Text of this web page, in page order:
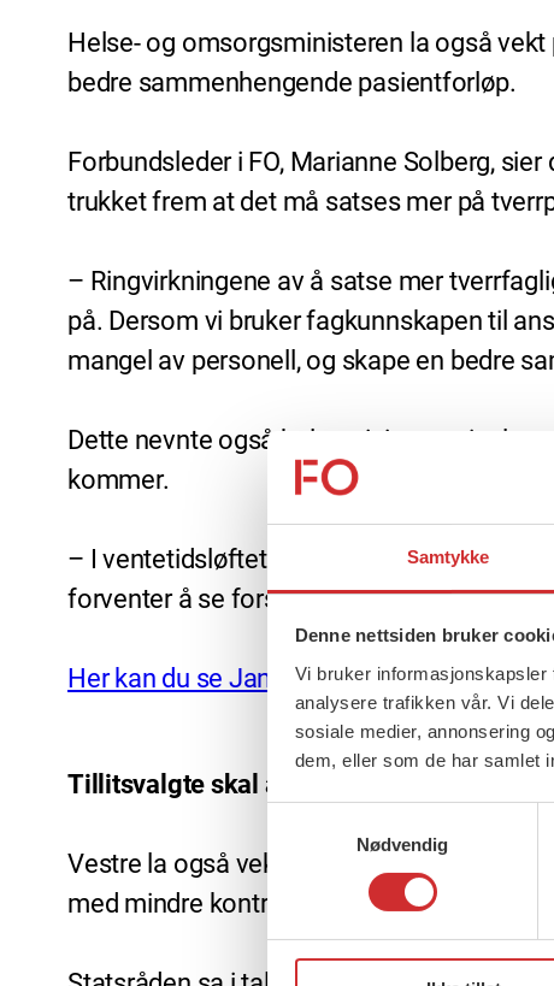
Samtykke
Denne nettsiden bruker
Vi bruker informasjonskapsler
analysere trafikken vår. Vi
sosiale medier, annonsering
dem, eller som de har samlet
Nødvendig
Helse- og omsorgsministeren la også
bedre sammenhengende pasientforløp.
Forbundsleder i FO, Marianne Solberg,
trukket frem at det må satses mer på
– Ringvirkningene av å satse mer
på. Dersom vi bruker fagkunnskapen til
mangel av personell, og skape en bedre
Dette nevnte også helseministeren i talen
kommer.
– I ventetidsløftet har vi for eksempel
forventer å se forslag knyttet til dette i
Her kan du se Jan Christian Vestres
Tillitsvalgte skal alltid involveres
Vestre la også vekt på at fraværet i
med mindre kontrollspenn og økt faglig